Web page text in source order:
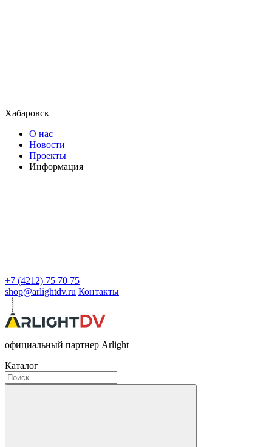
Хабаровск
О нас
Новости
Проекты
Информация
+7 (4212) 75 70 75
shop@arlightdv.ru Контакты
официальный партнер Arlight
Каталог